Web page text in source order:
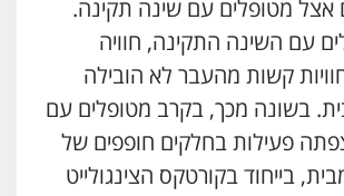
אצל מטופלים עם שינה תקינה.
עם השינה התקינה, חוויה
קשות מהעבר לא הובילה
בשונה מכך, בקרב מטופלים עם
פעילות בחלקים חופפים של
בייחוד בקורטקס הצינגולייט